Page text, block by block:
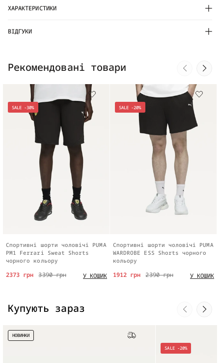
ХАРАКТЕРИСТИКИ
ВІДГУКИ
Рекомендовані товари
SALE -30%
Спортивні шорти чоловічі PUMA
PM1 Ferrari Sweat Shorts
чорного кольору
3390 грн
2373 грн У КОШИК
SALE -20%
Спортивні шорти чоловічі PUMA
WARDROBE ESS Shorts чорного
кольору
2390 грн
1912 грн У КОШИК
Купують зараз
НОВИНКИ
SALE -20%